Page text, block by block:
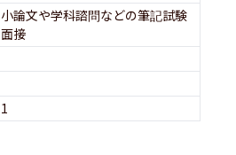
小論文や学科諮問などの筆記試験
面接
1